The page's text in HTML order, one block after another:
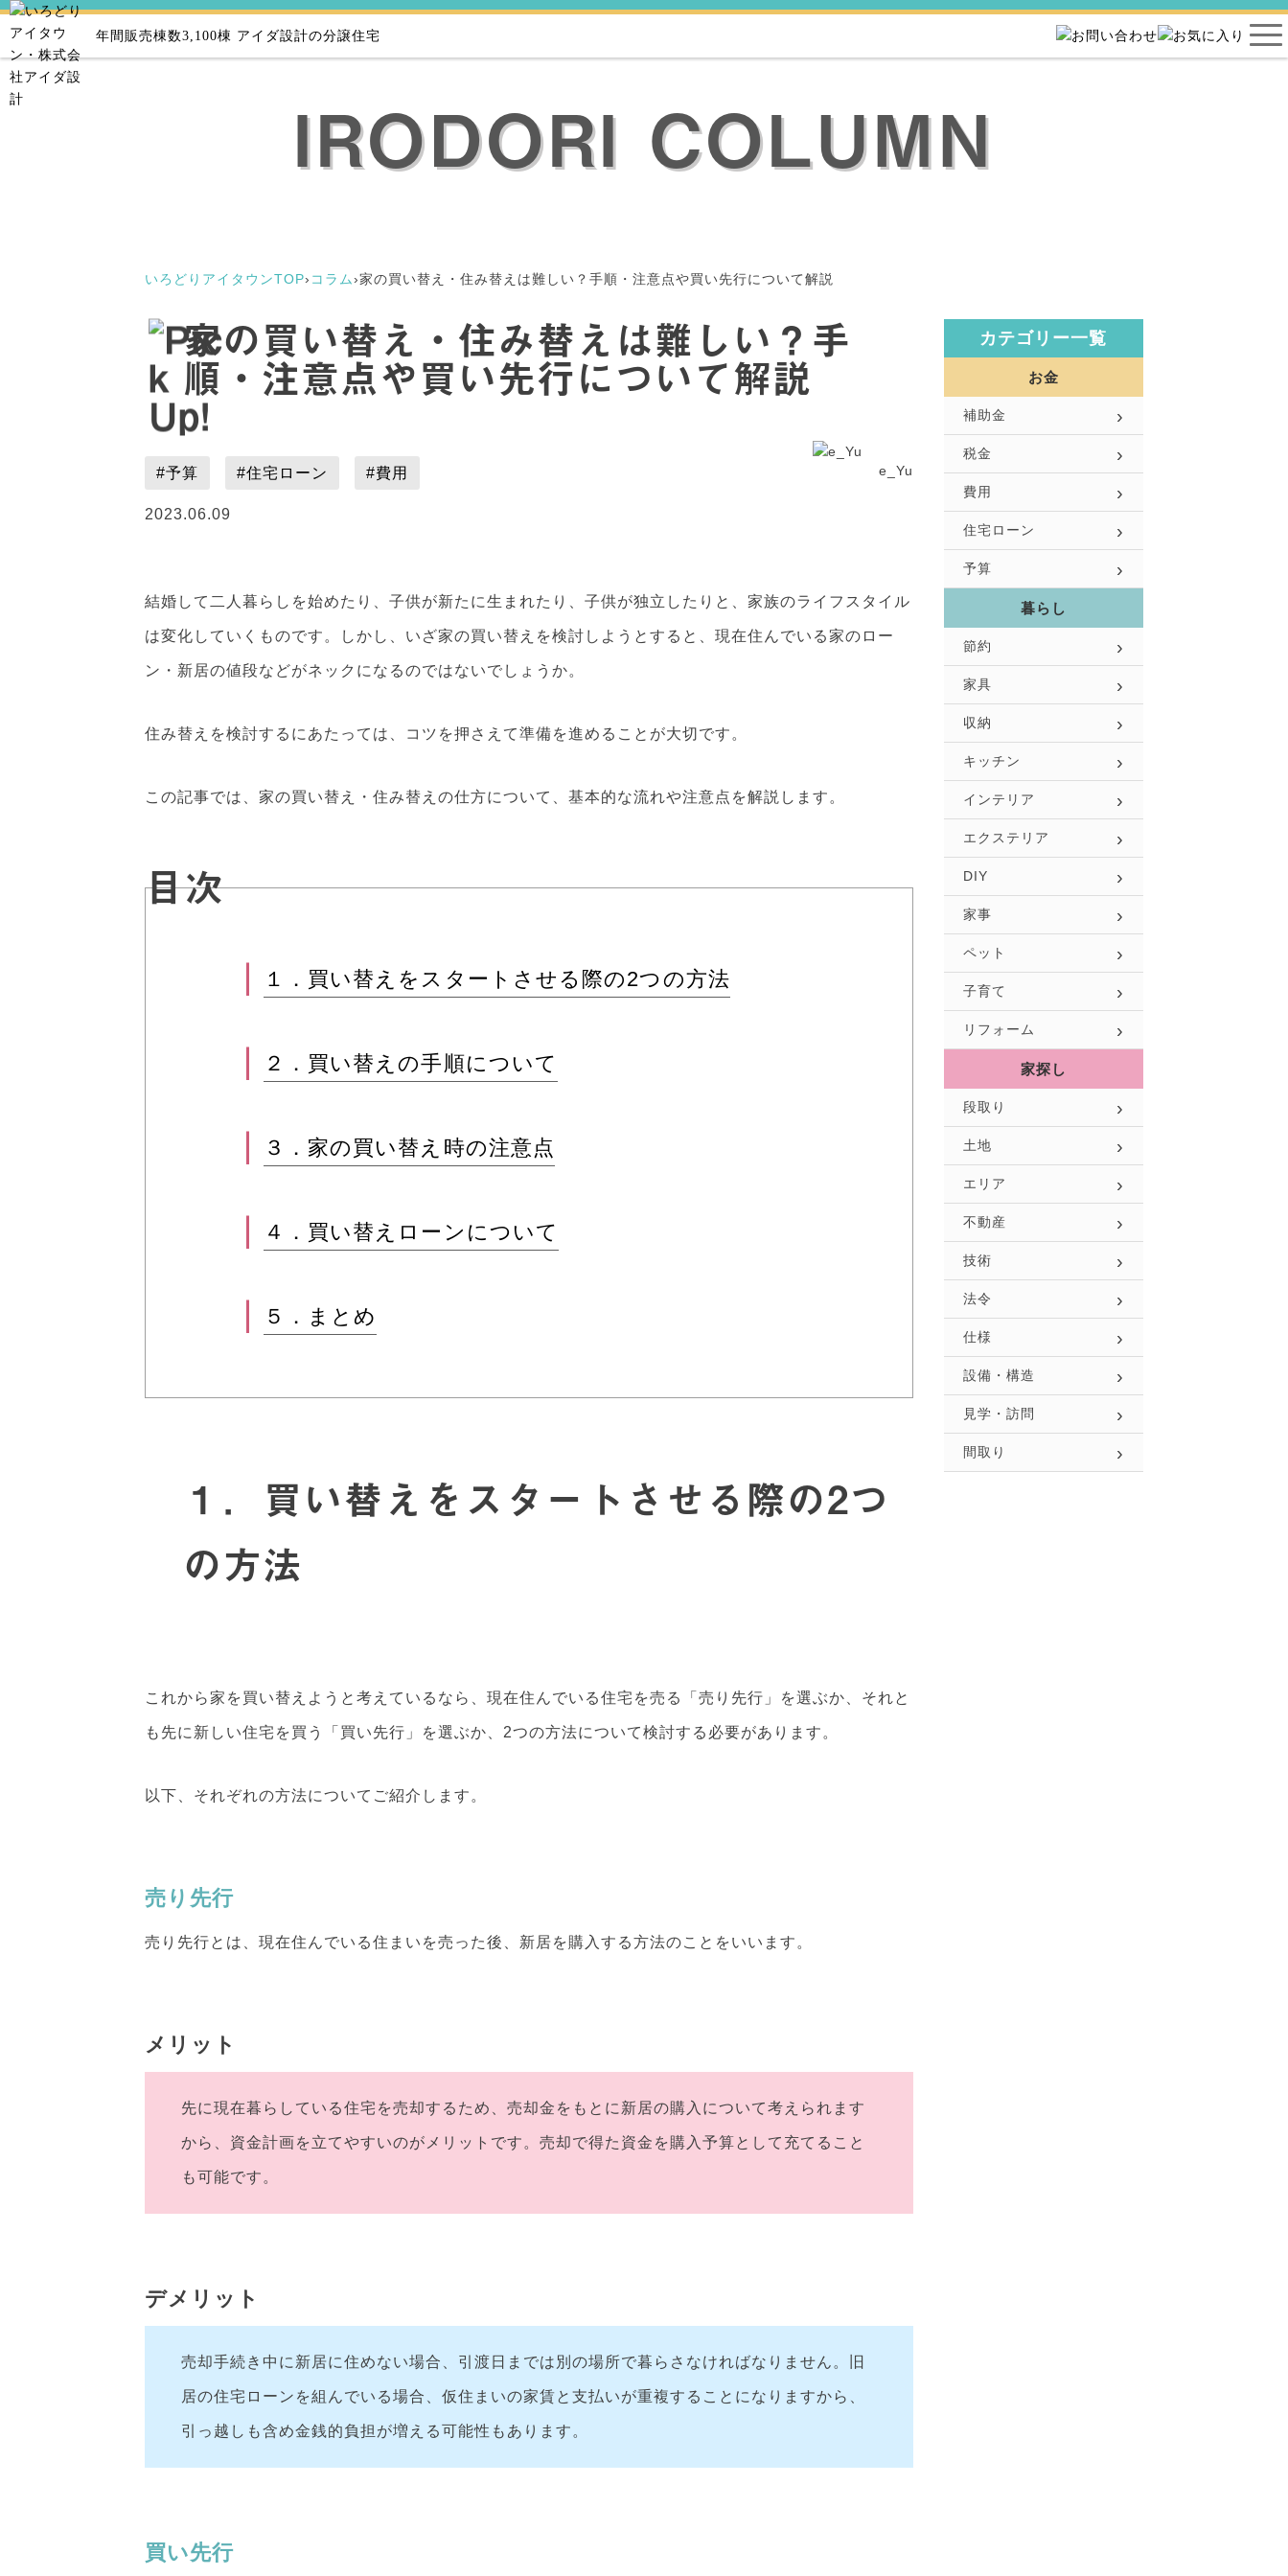
年間販売棟数3,100棟 アイダ設計の分譲住宅
IRODORI COLUMN
いろどりアイタウンTOP› コラム›家の買い替え・住み替えは難しい？手順・注意点や買い先行について解説
家の買い替え・住み替えは難しい？手
順・注意点や買い先行について解説
#予算 #住宅ローン #費用 e_Yu
2023.06.09
結婚して二人暮らしを始めたり、子供が新たに生まれたり、子供が独立したりと、家族のライフスタイル
は変化していくものです。しかし、いざ家の買い替えを検討しようとすると、現在住んでいる家のロー
ン・新居の値段などがネックになるのではないでしょうか。
住み替えを検討するにあたっては、コツを押さえて準備を進めることが大切です。
この記事では、家の買い替え・住み替えの仕方について、基本的な流れや注意点を解説します。
目次
１．買い替えをスタートさせる際の2つの方法
２．買い替えの手順について
３．家の買い替え時の注意点
４．買い替えローンについて
５．まとめ
１．買い替えをスタートさせる際の2つ
の方法
これから家を買い替えようと考えているなら、現在住んでいる住宅を売る「売り先行」を選ぶか、それと
も先に新しい住宅を買う「買い先行」を選ぶか、2つの方法について検討する必要があります。
以下、それぞれの方法についてご紹介します。
売り先行
売り先行とは、現在住んでいる住まいを売った後、新居を購入する方法のことをいいます。
メリット
先に現在暮らしている住宅を売却するため、売却金をもとに新居の購入について考えられます
から、資金計画を立てやすいのがメリットです。売却で得た資金を購入予算として充てること
も可能です。
デメリット
売却手続き中に新居に住めない場合、引渡日までは別の場所で暮らさなければなりません。旧
居の住宅ローンを組んでいる場合、仮住まいの家賃と支払いが重複することになりますから、
引っ越しも含め金銭的負担が増える可能性もあります。
買い先行
カテゴリー一覧
お金
補助金
税金
費用
住宅ローン
予算
暮らし
節約
家具
収納
キッチン
インテリア
エクステリア
DIY
家事
ペット
子育て
リフォーム
家探し
段取り
土地
エリア
不動産
技術
法令
仕様
設備・構造
見学・訪問
間取り